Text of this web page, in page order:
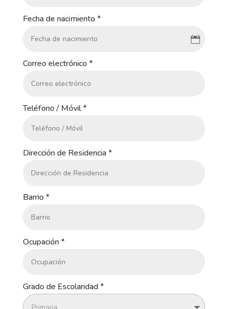
Fecha de nacimiento *
Correo electrónico *
Teléfono / Móvil*
Dirección de Residencia*
Barrio *
Ocupación*
Grado de Escolaridad*